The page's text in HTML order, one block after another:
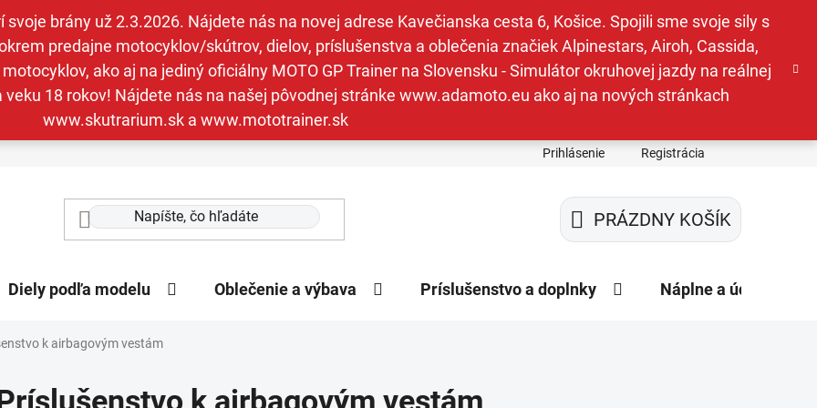
brány už 2.3.2026. Nájdete nás na novej adrese Kavečianska cesta 6, Košice. Spojili sme svoje sily s
predajne motocyklov/skútrov, dielov, príslušenstva a oblečenia značiek Alpinestars, Airoh, Cassida,
ako aj na jediný oficiálny MOTO GP Trainer na Slovensku - Simulátor okruhovej jazdy na reálnej
18 rokov! Nájdete nás na našej pôvodnej stránke www.adamoto.eu ako aj na nových stránkach
www.skutrarium.sk a www.mototrainer.sk
Prihlásenie Registrácia
NÁKUPNÝ
KOŠÍK
PRÁZDNY KOŠÍK
Diely podľa modelu Oblečenie a výbava Príslušenstvo a doplnky Náplne a údržba
k airbagovým vestám
k airbagovým vestám